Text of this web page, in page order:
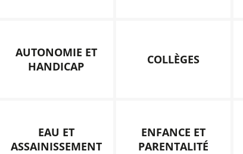
AUTONOMIE ET
HANDICAP
COLLÈGES
EAU ET
ASSAINISSEMENT
ENFANCE ET
PARENTALITÉ